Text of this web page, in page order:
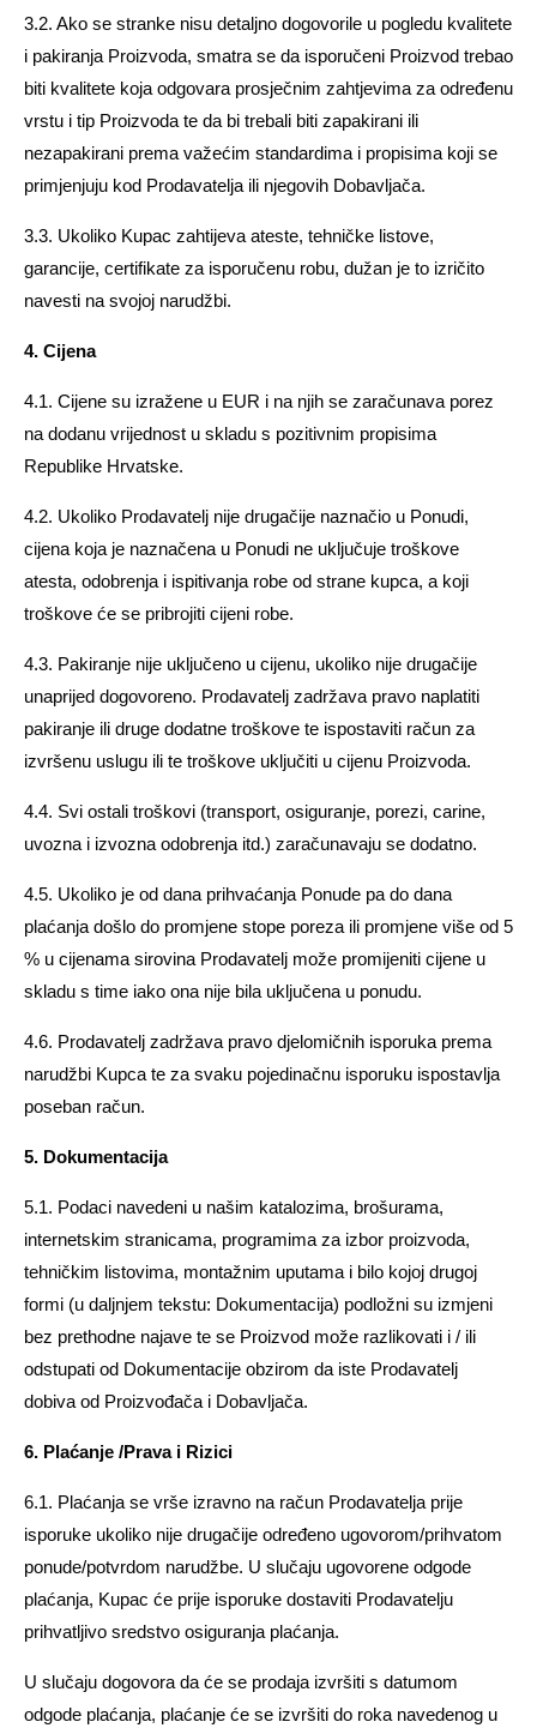
3.2. Ako se stranke nisu detaljno dogovorile u pogledu kvalitete
i pakiranja Proizvoda, smatra se da isporučeni Proizvod trebao
biti kvalitete koja odgovara prosječnim zahtjevima za određenu
vrstu i tip Proizvoda te da bi trebali biti zapakirani ili
nezapakirani prema važećim standardima i propisima koji se
primjenjuju kod Prodavatelja ili njegovih Dobavljača.
3.3. Ukoliko Kupac zahtijeva ateste, tehničke listove,
garancije, certifikate za isporučenu robu, dužan je to izričito
navesti na svojoj narudžbi.
4. Cijena
4.1. Cijene su izražene u EUR i na njih se zaračunava porez
na dodanu vrijednost u skladu s pozitivnim propisima
Republike Hrvatske.
4.2. Ukoliko Prodavatelj nije drugačije naznačio u Ponudi,
cijena koja je naznačena u Ponudi ne uključuje troškove
atesta, odobrenja i ispitivanja robe od strane kupca, a koji
troškove će se pribrojiti cijeni robe.
4.3. Pakiranje nije uključeno u cijenu, ukoliko nije drugačije
unaprijed dogovoreno. Prodavatelj zadržava pravo naplatiti
pakiranje ili druge dodatne troškove te ispostaviti račun za
izvršenu uslugu ili te troškove uključiti u cijenu Proizvoda.
4.4. Svi ostali troškovi (transport, osiguranje, porezi, carine,
uvozna i izvozna odobrenja itd.) zaračunavaju se dodatno.
4.5. Ukoliko je od dana prihvaćanja Ponude pa do dana
plaćanja došlo do promjene stope poreza ili promjene više od 5
% u cijenama sirovina Prodavatelj može promijeniti cijene u
skladu s time iako ona nije bila uključena u ponudu.
4.6. Prodavatelj zadržava pravo djelomičnih isporuka prema
narudžbi Kupca te za svaku pojedinačnu isporuku ispostavlja
poseban račun.
5. Dokumentacija
5.1. Podaci navedeni u našim katalozima, brošurama,
internetskim stranicama, programima za izbor proizvoda,
tehničkim listovima, montažnim uputama i bilo kojoj drugoj
formi (u daljnjem tekstu: Dokumentacija) podložni su izmjeni
bez prethodne najave te se Proizvod može razlikovati i / ili
odstupati od Dokumentacije obzirom da iste Prodavatelj
dobiva od Proizvođača i Dobavljača.
6. Plaćanje /Prava i Rizici
6.1. Plaćanja se vrše izravno na račun Prodavatelja prije
isporuke ukoliko nije drugačije određeno ugovorom/prihvatom
ponude/potvrdom narudžbe. U slučaju ugovorene odgode
plaćanja, Kupac će prije isporuke dostaviti Prodavatelju
prihvatljivo sredstvo osiguranja plaćanja.
U slučaju dogovora da će se prodaja izvršiti s datumom
odgode plaćanja, plaćanje će se izvršiti do roka navedenog u